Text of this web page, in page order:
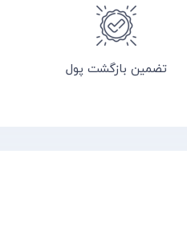
تضمین بازگشت پول